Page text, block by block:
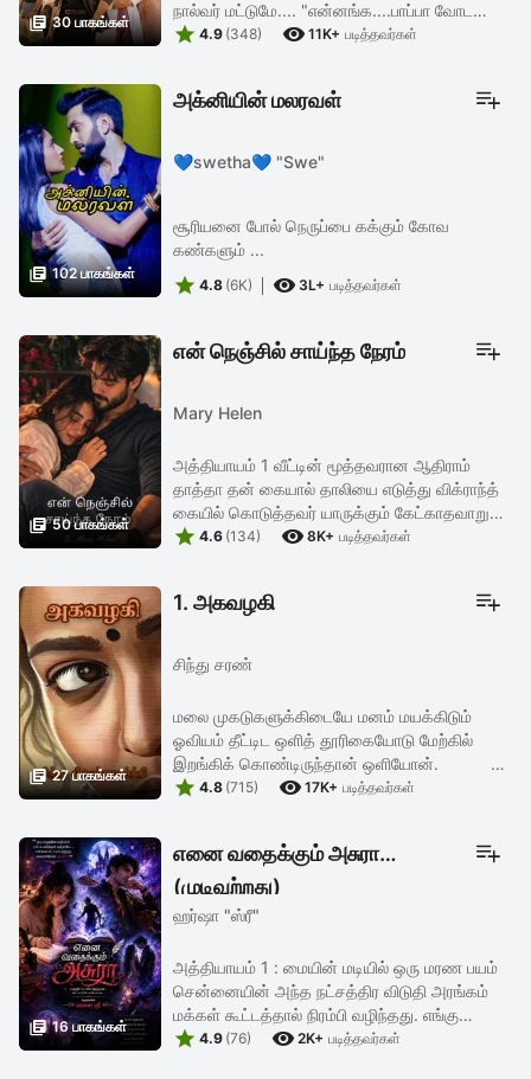
 30 பாகங்கள்
நால்வர் மட்டுமே.... "என்னங்க....பாப்பா வோட
செயின் செட் அவகிட்ட குடுத்துட்டு வாங்க..அவ
 4.9 (348)  11K+ படித்தவர்கள்
 102 பாகங்கள்
அக்னியின் மலரவள்
💙swetha💙 "Swe"
சூரியனை போல் நெருப்பை கக்கும் கோவ
கண்களும் ...
 4.8 (6K)  3L+ படித்தவர்கள்
 50 பாகங்கள்
என் நெஞ்சில் சாய்ந்த நேரம்
Mary Helen
அத்தியாயம் 1 வீட்டின் மூத்தவரான ஆதிராம்
தாத்தா தன் கையால் தாலியை எடுத்து விக்ராந்த்
கையில் கொடுத்தவர் யாருக்கும் கேட்காதவாறு
தயவு செய்து அஸ்வினி கழுத்தில் தாலி கட்டு . நீ
 4.6 (134)  8K+ படித்தவர்கள்
 27 பாகங்கள்
1. அகவழகி
சிந்து சரண்
மலை முகடுகளுக்கிடையே மனம் மயக்கிடும்
ஓவியம் தீட்டிட ஒளித் தூரிகையோடு மேற்கில்
இறங்கிக் கொண்டிருந்தான் ஒளியோன்.
ஒளித் தூரிகையின் மாய வித்தையை காண
 4.8 (715)  17K+ படித்தவர்கள்
 16 பாகங்கள்
எனை வதைக்கும் அசுரா
(முடிவுற்றது)
ஹர்ஷா "ஸ்ரீ"
அத்தியாயம் 1 : மையின் மடியில் ஒரு மரண பயம்
சென்னையின் அந்த நட்சத்திர விடுதி அரங்கம்
மக்கள் கூட்டத்தால் நிரம்பி வழிந்தது. எங்கு
பார்த்தாலும் கேமராக்களின் மின்னொளி.
 4.9 (76)  2K+ படித்தவர்கள்